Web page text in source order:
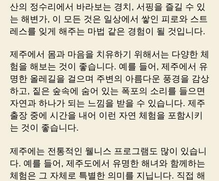
산의 정수리에서 바라보는 경치, 서핑을 즐길 수 있
는 해변가, 이 모든 것은 일상에서 쌓인 피로와 스트
레스를 잊게 해주는 마법 같은 경험이 될 것입니다.
제주에서 몸과 마음을 치유하기 위해서는 다양한 체
험을 해보는 것이 좋습니다. 예를 들어, 제주에서 유
명한 올레길을 걸으며 주변의 아름다운 풍경을 감상
하고, 짙은 숲속에 숨어 있는 폭포의 소리를 들으면
자연과 하나가 되는 느낌을 받을 수 있습니다. 제주
출장 중에 시간을 내어 이런 자연 체험을 포함시키
는 것이 좋습니다.
제주에는 전통적인 웰니스 프로그램도 많이 있습니
다. 예를 들어, 제주도에서 유명한 해녀와 함께하는
체험은 그 자체로 특별한 의미를 지닙니다. 직접 해